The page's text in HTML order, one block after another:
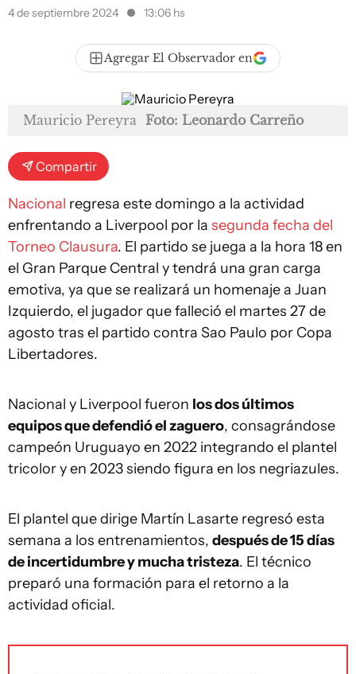
4 de septiembre 2024 13:06 hs
Agregar El Observador en
Mauricio Pereyra Foto: Leonardo Carreño
Compartir
Nacional regresa este domingo a la actividad
enfrentando a Liverpool por la segunda fecha del
Torneo Clausura. El partido se juega a la hora 18 en
el Gran Parque Central y tendrá una gran carga
emotiva, ya que se realizará un homenaje a Juan
Izquierdo, el jugador que falleció el martes 27 de
agosto tras el partido contra Sao Paulo por Copa
Libertadores.
Nacional y Liverpool fueron los dos últimos
equipos que defendió el zaguero, consagrándose
campeón Uruguayo en 2022 integrando el plantel
tricolor y en 2023 siendo figura en los negriazules.
El plantel que dirige Martín Lasarte regresó esta
semana a los entrenamientos, después de 15 días
de incertidumbre y mucha tristeza. El técnico
preparó una formación para el retorno a la
actividad oficial.